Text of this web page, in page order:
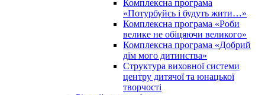
Комплексна програма
«Потурбуйсь і будуть жити…»
Комплексна програма «Роби
велике не обіцяючи великого»
Комплексна програма «Добрий
дім мого дитинства»
Структура виховної системи
центру дитячої та юнацької
творчості